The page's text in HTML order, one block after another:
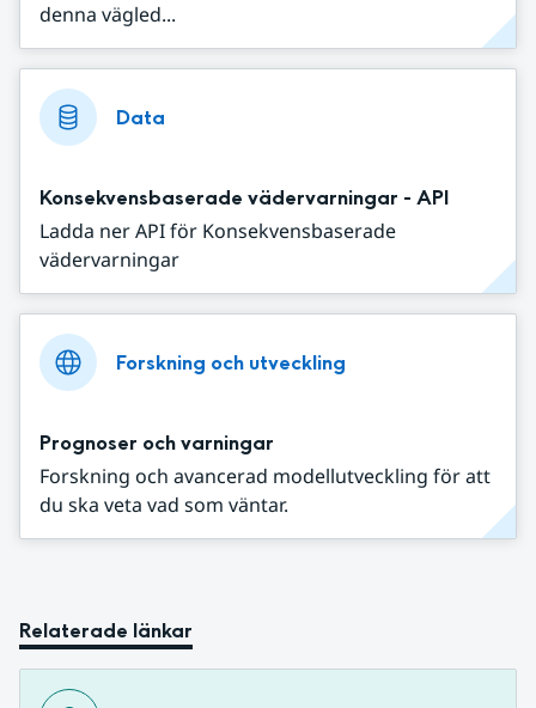
denna vägled...
Data
Konsekvensbaserade vädervarningar - API
Ladda ner API för Konsekvensbaserade
vädervarningar
Forskning och utveckling
Prognoser och varningar
Forskning och avancerad modellutveckling för att
du ska veta vad som väntar.
Relaterade länkar